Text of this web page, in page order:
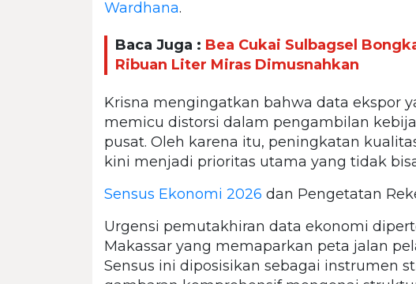
Wardhana.
Baca Juga : Bea Cukai Sulbagsel
Ribuan Liter Miras Dimusnahkan
Krisna mengingatkan bahwa data ekspor
memicu distorsi dalam pengambilan
pusat. Oleh karena itu, peningkatan
kini menjadi prioritas utama yang tidak
Sensus Ekonomi 2026 dan Pengetatan
Urgensi pemutakhiran data ekonomi
Makassar yang memaparkan peta jalan
Sensus ini diposisikan sebagai instrumen